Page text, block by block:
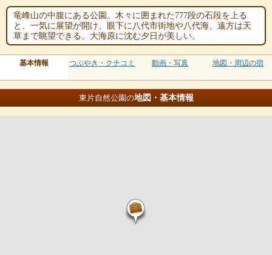
竜峰山の中腹にある公園。木々に囲まれた777段の石段を上る
と、一気に展望が開け、眼下に八代市街地や八代海、遠方は天
草まで眺望できる。大海原に沈む夕日が美しい。
基本情報 つぶやき・クチコミ 動画・写真 地図・周辺の宿
東片自然公園の地図・基本情報